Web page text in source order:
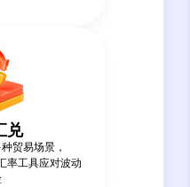
兑
贸易场景，
率工具应对波动